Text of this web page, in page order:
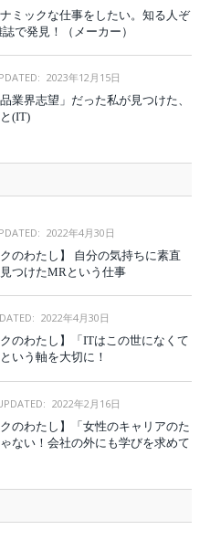
ナミックな仕事をしたい。知る人ぞ
で発見！（メーカー）
2023年12月15日
業界志望」だった私が見つけた、
(IT)
2022年4月30日
のわたし】 自分の気持ちに素直
つけたMRという仕事
2022年4月30日
クのわたし】「ITはこの世になくて
いう軸を大切に！
2022年2月16日
クのわたし】「女性のキャリアのた
ない！会社の外にも学びを求めて